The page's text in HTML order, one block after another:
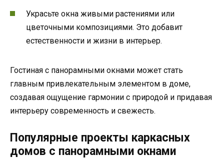
Украсьте окна живыми растениями или
цветочными композициями. Это добавит
естественности и жизни в интерьер.
Гостиная с панорамными окнами может стать
главным привлекательным элементом в доме,
создавая ощущение гармонии с природой и придавая
интерьеру современность и свежесть.
Популярные проекты каркасных
домов с панорамными окнами